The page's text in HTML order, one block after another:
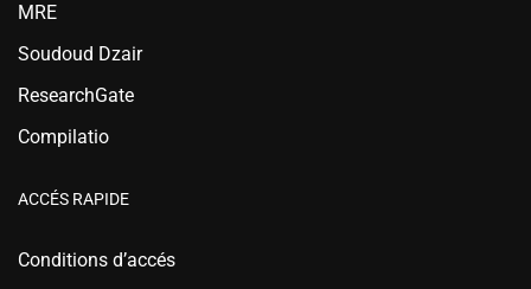
MRE
Soudoud Dzair
ResearchGate
Compilatio
ACCÉS RAPIDE
Conditions d’accés